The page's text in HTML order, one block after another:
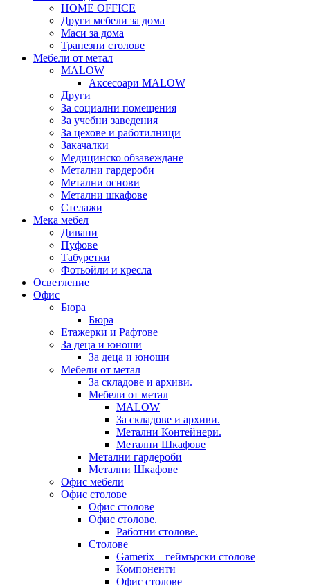
HOME OFFICE
Други мебели за дома
Маси за дома
Трапезни столове
Мебели от метал
MALOW
Аксесоари MALOW
Други
За социални помещения
За учебни заведения
За цехове и работилници
Закачалки
Медицинско обзавеждане
Метални гардероби
Метални основи
Метални шкафове
Стелажи
Мека мебел
Дивани
Пуфове
Табуретки
Фотьойли и кресла
Осветление
Офис
Бюра
Бюра
Етажерки и Рафтове
За деца и юноши
За деца и юноши
Мебели от метал
За складове и архиви.
Мебели от метал
MALOW
За складове и архиви.
Метални Контейнери.
Метални Шкафове
Метални гардероби
Метални Шкафове
Офис мебели
Офис столове
Офис столове
Офис столове.
Работни столове.
Столове
Gamerix – геймърски столове
Компоненти
Офис столове